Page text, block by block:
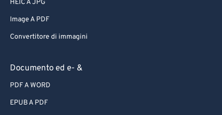
HEIC A JPG
Image A PDF
Convertitore di immagini
Documento ed e- &
PDF A WORD
EPUB A PDF